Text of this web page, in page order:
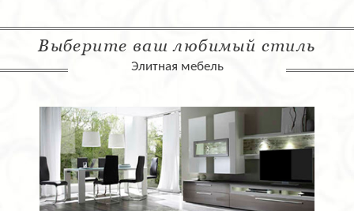
Выберите ваш любимый стиль
Элитная мебель